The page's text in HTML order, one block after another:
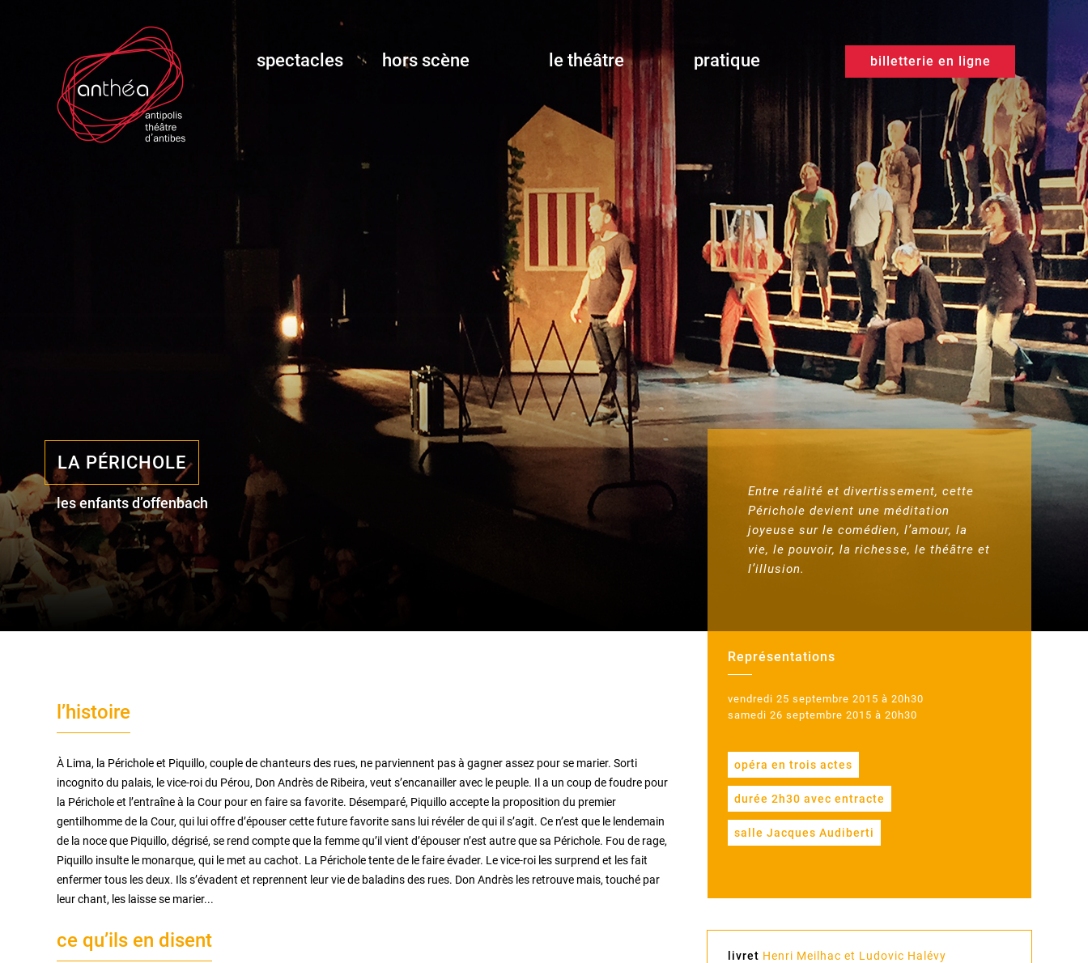
spectacles hors scène le théâtre pratique billetterie en ligne
LA PÉRICHOLE
les enfants d’offenbach
Entre réalité et divertissement, cette
Périchole devient une méditation
joyeuse sur le comédien, l’amour, la
vie, le pouvoir, la richesse, le théâtre et
l’illusion.
Représentations
vendredi 25 septembre 2015 à 20h30
samedi 26 septembre 2015 à 20h30
opéra en trois actes
durée 2h30 avec entracte
salle Jacques Audiberti
livret Henri Meilhac et Ludovic Halévy
l’histoire
À Lima, la Périchole et Piquillo, couple de chanteurs des rues, ne parviennent pas à gagner assez pour se marier. Sorti
incognito du palais, le vice-roi du Pérou, Don Andrès de Ribeira, veut s’encanailler avec le peuple. Il a un coup de foudre pour
la Périchole et l’entraîne à la Cour pour en faire sa favorite. Désemparé, Piquillo accepte la proposition du premier
gentilhomme de la Cour, qui lui offre d’épouser cette future favorite sans lui révéler de qui il s’agit. Ce n’est que le lendemain
de la noce que Piquillo, dégrisé, se rend compte que la femme qu’il vient d’épouser n’est autre que sa Périchole. Fou de rage,
Piquillo insulte le monarque, qui le met au cachot. La Périchole tente de le faire évader. Le vice-roi les surprend et les fait
enfermer tous les deux. Ils s’évadent et reprennent leur vie de baladins des rues. Don Andrès les retrouve mais, touché par
leur chant, les laisse se marier...
ce qu’ils en disent